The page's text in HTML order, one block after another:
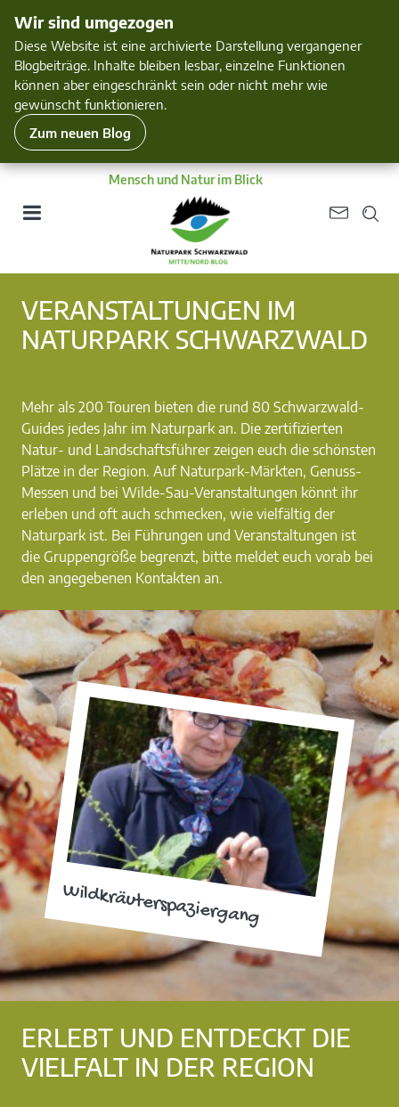
Wir sind umgezogen
Diese Website ist eine archivierte Darstellung vergangener
Blogbeiträge. Inhalte bleiben lesbar, einzelne Funktionen
können aber eingeschränkt sein oder nicht mehr wie
gewünscht funktionieren.
Zum neuen Blog
Mensch und Natur im Blick
Wildkräuterspaziergang
VERANSTALTUNGEN IM
NATURPARK SCHWARZWALD
Mehr als 200 Touren bieten die rund 80 Schwarzwald-
Guides jedes Jahr im Naturpark an. Die zertifizierten
Natur- und Landschaftsführer zeigen euch die schönsten
Plätze in der Region. Auf Naturpark-Märkten, Genuss-
Messen und bei Wilde-Sau-Veranstaltungen könnt ihr
erleben und oft auch schmecken, wie vielfältig der
Naturpark ist. Bei Führungen und Veranstaltungen ist
die Gruppengröße begrenzt, bitte meldet euch vorab bei
den angegebenen Kontakten an.
ERLEBT UND ENTDECKT DIE
VIELFALT IN DER REGION